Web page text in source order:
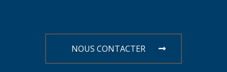
NOUS CONTACTER